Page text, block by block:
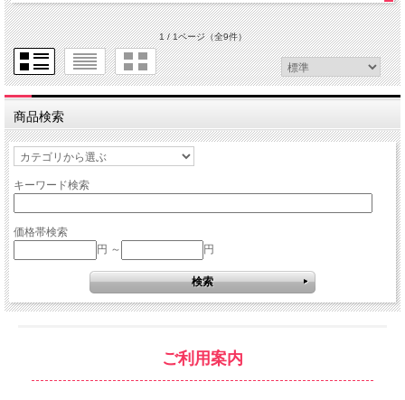
1 / 1ページ（全9件）
商品検索
キーワード検索
価格帯検索
円 ～
円
ご利用案内